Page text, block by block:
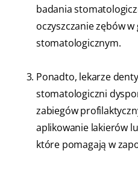
badania
oczyszczanie zębów w
stomatologicznym.
Ponadto, lekarze
stomatologiczni
zabiegów
aplikowanie lakierów
które pomagają w